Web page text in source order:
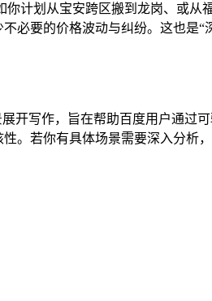
计划从宝安跨区搬到龙岗、或
必要的价格波动与纠纷。这也是“
开写作，旨在帮助百度用户通
。若你有具体场景需要深入分